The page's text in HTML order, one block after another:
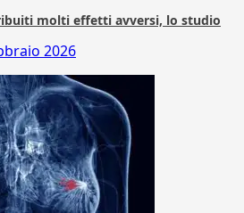
molti effetti avversi, lo studio
2026